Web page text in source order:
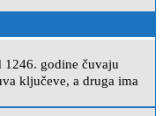
1246. godine čuvaju
ključeve, a druga ima